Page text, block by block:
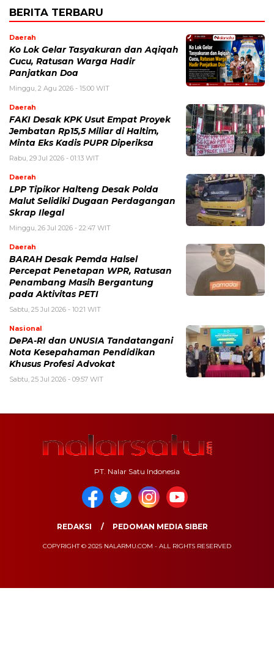
BERITA TERBARU
Daerah
Ko Lok Gelar Tasyakuran dan Aqiqah
Cucu, Ratusan Warga Hadir
Panjatkan Doa
Minggu, 2 Agu 2026 - 15:00 WIT
Daerah
FAKI Desak KPK Usut Empat Proyek
Jembatan Rp15,5 Miliar di Haltim,
Minta Eks Kadis PUPR Diperiksa
Rabu, 29 Jul 2026 - 01:13 WIT
Daerah
LPP Tipikor Halteng Desak Polda
Malut Selidiki Dugaan Perdagangan
Skrap Ilegal
Minggu, 26 Jul 2026 - 22:47 WIT
Daerah
BARAH Desak Pemda Halsel
Percepat Penetapan WPR, Ratusan
Penambang Masih Bergantung
pada Aktivitas PETI
Sabtu, 25 Jul 2026 - 10:21 WIT
Nasional
DePA-RI dan UNUSIA Tandatangani
Nota Kesepahaman Pendidikan
Khusus Profesi Advokat
Sabtu, 25 Jul 2026 - 09:57 WIT
PT. Nalar Satu Indonesia
REDAKSI PEDOMAN MEDIA SIBER
COPYRIGHT © 2025 NALARMU.COM - ALL RIGHTS RESERVED